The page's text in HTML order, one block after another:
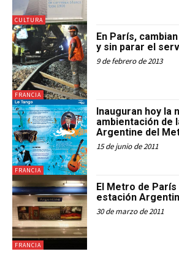
CULTURA
FRANCIA
En París,
y sin parar el
9 de febrero de 2013
FRANCIA
Inauguran hoy la
ambientación de
Argentine del
15 de junio de 2011
FRANCIA
El Metro de
estación
30 de marzo de 2011